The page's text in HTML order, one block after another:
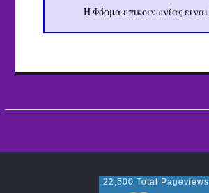
Η Φόρμα επικοινωνίας ειναι
22,500 Total Pageviews